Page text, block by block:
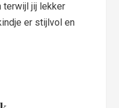
terwijl jij lekker
er stijlvol en